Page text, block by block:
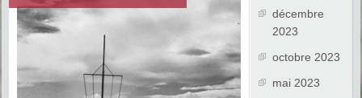
décembre
2023
octobre 2023
mai 2023